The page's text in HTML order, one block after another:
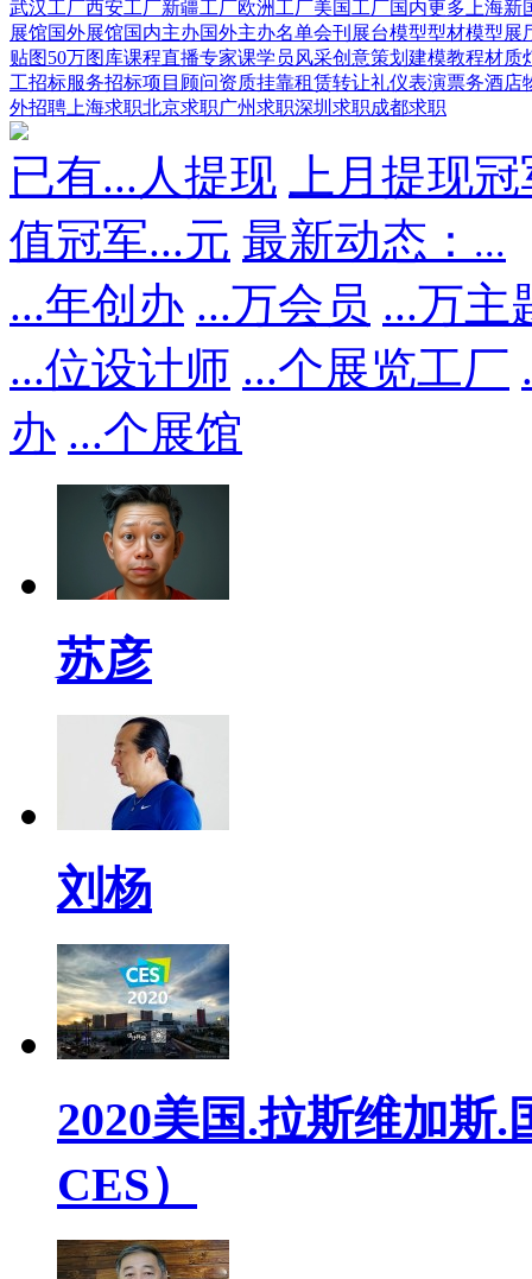
武汉工厂西安工厂新疆工厂欧洲工厂美国工厂国内更多 上海新
展馆国外展馆国内主办国外主办名单会刊 展台模型型材模型展
贴图50万图库课程直播专家课学员风采创意策划 建模教程材质
工招标服务招标项目顾问资质挂靠租赁转让礼仪表演票务酒店
外招聘 上海求职北京求职广州求职深圳求职成都求职
已有... 人提现
上月提现
值冠军...元 最新动态： ...
...年创办 ...万会员 ...万主
...位设计师 ...个展览工厂
办 ...个展馆
苏彦
刘杨
2020美国.拉斯维加斯.
CES）